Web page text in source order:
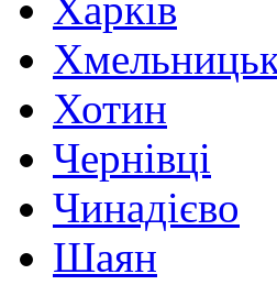
Харків
Хотин
Чернівці
Чинадієво
Шаян